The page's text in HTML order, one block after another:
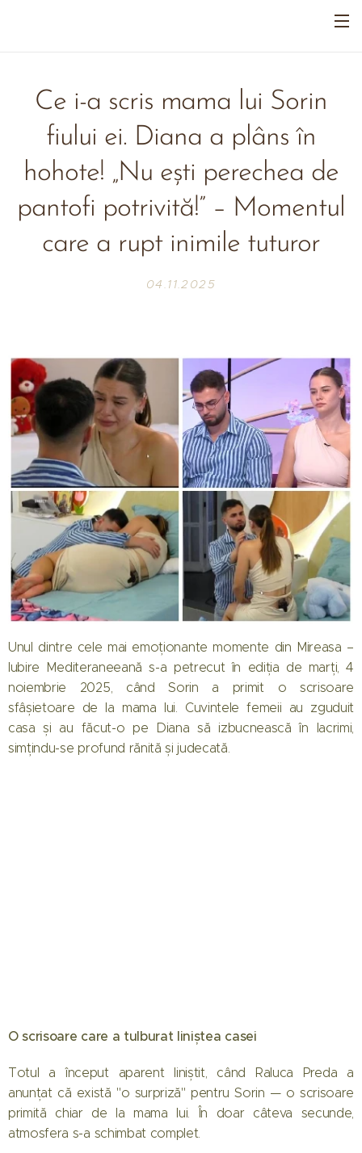
Ce i-a scris mama lui Sorin
fiului ei. Diana a plâns în
hohote! „Nu ești perechea de
pantofi potrivită!” – Momentul
care a rupt inimile tuturor
04.11.2025
Unul dintre cele mai emoționante momente din Mireasa –
Iubire Mediteraneeană s-a petrecut în ediția de marți, 4
noiembrie 2025, când Sorin a primit o scrisoare
sfâșietoare de la mama lui. Cuvintele femeii au zguduit
casa și au făcut-o pe Diana să izbucnească în lacrimi,
simțindu-se profund rănită și judecată.
O scrisoare care a tulburat liniștea casei
Totul a început aparent liniștit, când Raluca Preda a
anunțat că există "o surpriză" pentru Sorin — o scrisoare
primită chiar de la mama lui. În doar câteva secunde,
atmosfera s-a schimbat complet.